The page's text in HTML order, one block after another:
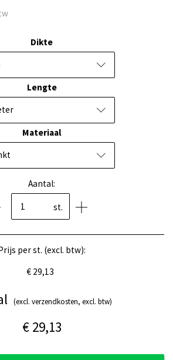
Dikte
Lengte
Materiaal
Aantal:
st.
per st. (excl. btw):
€ 29,13
(excl. verzendkosten, excl. btw)
€ 29,13